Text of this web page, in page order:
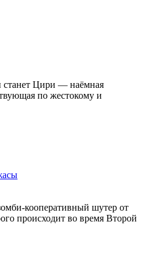
станет Цири — наёмная
по жестокому и
кооперативный шутер от
происходит во время Второй